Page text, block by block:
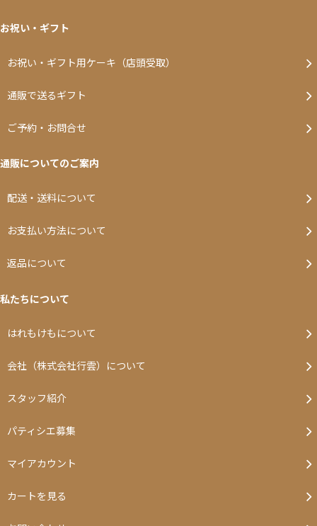
お祝い・ギフト
お祝い・ギフト用ケーキ（店頭受取）
通販で送るギフト
ご予約・お問合せ
通販についてのご案内
配送・送料について
お支払い方法について
返品について
私たちについて
はれもけもについて
会社（株式会社行雲）について
スタッフ紹介
パティシエ募集
マイアカウント
カートを見る